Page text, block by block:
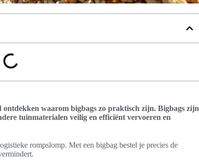
ontdekken waarom bigbags zo praktisch zijn. Bigbags zijn
tuinmaterialen veilig en efficiënt vervoeren en
rompslomp. Met een bigbag bestel je precies de